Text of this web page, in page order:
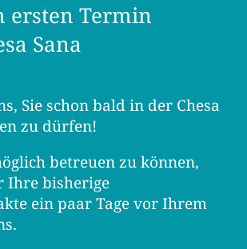
ersten Termin
Sana
Sie schon bald in der Chesa
zu dürfen!
betreuen zu können,
Ihre bisherige
ein paar Tage vor Ihrem